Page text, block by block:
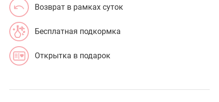
Возврат в рамках суток
Бесплатная подкормка
Открытка в подарок